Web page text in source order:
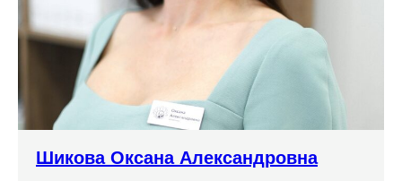
Шикова Оксана Александровна